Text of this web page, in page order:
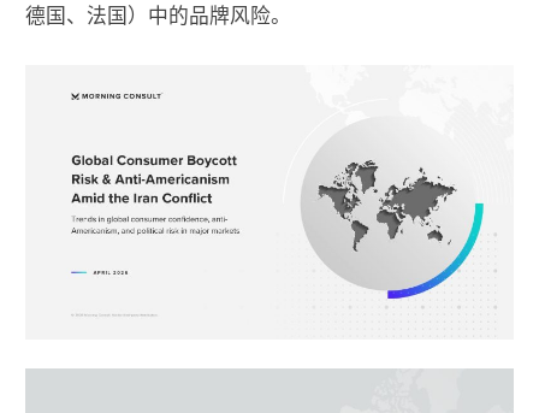
德国、法国）中的品牌风险。